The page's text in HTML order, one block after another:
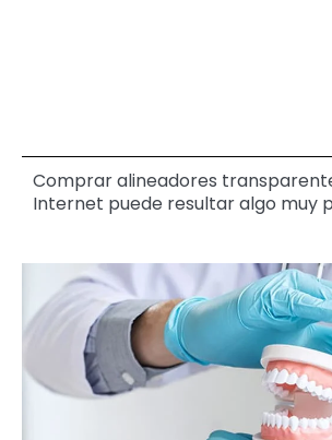
Comprar alineadores
Internet puede resultar algo muy